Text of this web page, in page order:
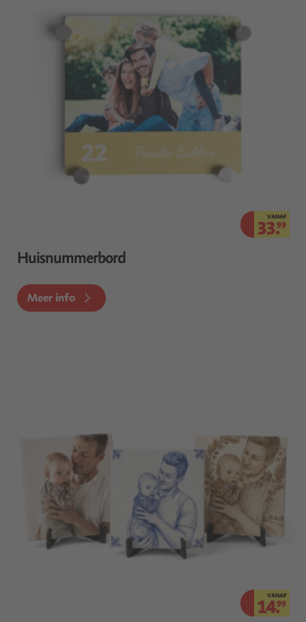
VANAF
33.99
Huisnummerbord
Meer info
VANAF
14.99